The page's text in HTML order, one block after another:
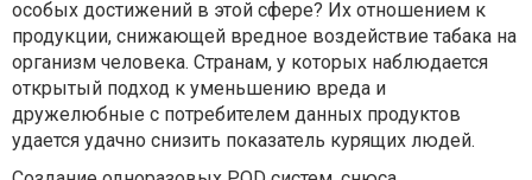
особых достижений в этой сфере? Их отношением к
продукции, снижающей вредное воздействие табака на
организм человека. Странам, у которых наблюдается
открытый подход к уменьшению вреда и
дружелюбные с потребителем данных продуктов
удается удачно снизить показатель курящих людей.